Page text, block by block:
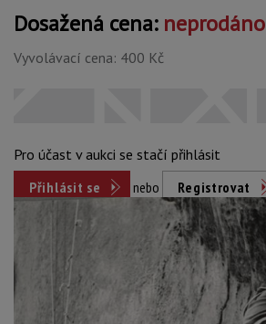
Dosažená cena: neprodáno
Vyvolávací cena: 400 Kč
Pro účast v aukci se stačí přihlásit
Přihlásit se
nebo Registrovat